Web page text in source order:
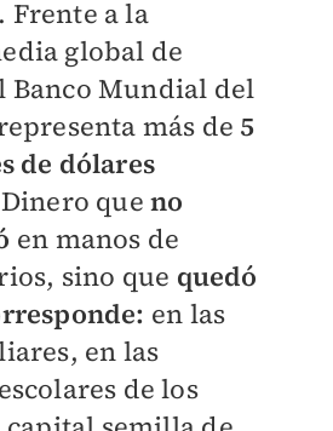
Frente a la
global de
Banco Mundial del
más de 5
de dólares
que no
en manos de
sino que quedó
en las
en las
de los